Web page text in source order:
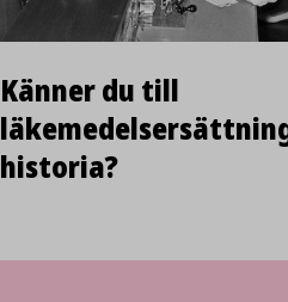
Känner du till
historia?